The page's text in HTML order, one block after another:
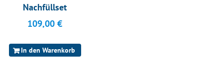
Nachfüllset
109,00 €
In den Warenkorb